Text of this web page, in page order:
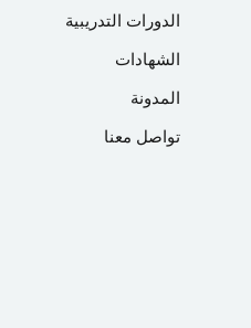
الدورات التدريبية
الشهادات
المدونة
تواصل معنا